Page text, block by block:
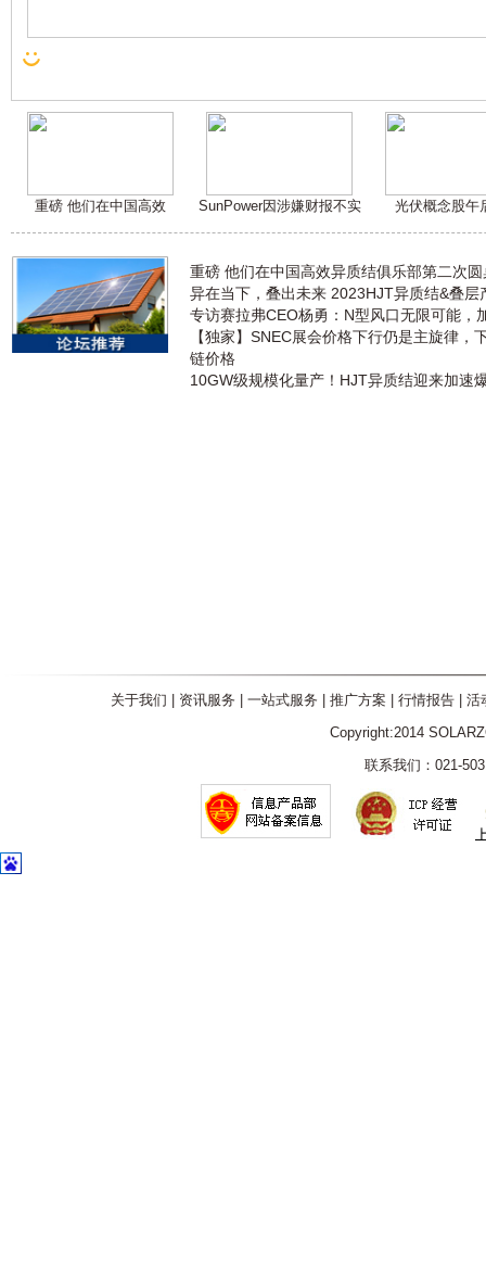
重磅 他们在中国高效 SunPower因涉嫌财报不实 光伏概念股午
重磅 他们在中国高效异质结俱乐部第二次
异在当下，叠出未来 2023HJT异质结&叠层
专访赛拉弗CEO杨勇：N型风口无限可能，
【独家】SNEC展会价格下行仍是主旋律，
链价格
10GW级规模化量产！HJT异质结迎来加速
关于我们 资讯服务 一站式服务 推广方案 行情报告| 活
Copyright:2014
联系我们：021-